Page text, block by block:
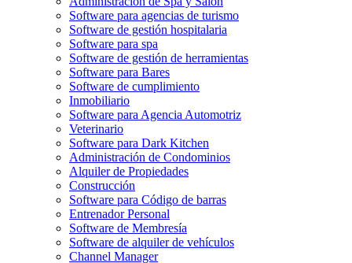
Software para agencias de turismo
Software de gestión hospitalaria
Software para spa
Software de gestión de herramientas
Software para Bares
Software de cumplimiento
Inmobiliario
Software para Agencia Automotriz
Veterinario
Software para Dark Kitchen
Administración de Condominios
Alquiler de Propiedades
Construcción
Software para Código de barras
Entrenador Personal
Software de Membresía
Software de alquiler de vehículos
Channel Manager